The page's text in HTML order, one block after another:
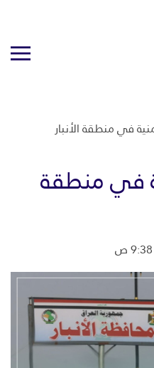
في منطقة الأنبار
في منطقة